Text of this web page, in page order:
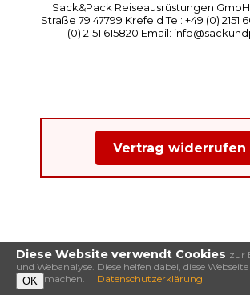
Sack&Pack Reiseausrüstungen
Straße 79 47799 Krefeld Tel: +49 (0) 2151
(0) 2151 615820 Email:
Vertrag widerrufen
Diese Website verwendt Cookies zur
und Webanalyse. Diese helfen dabei, diese
machen.
OK Datenschutzerklärung